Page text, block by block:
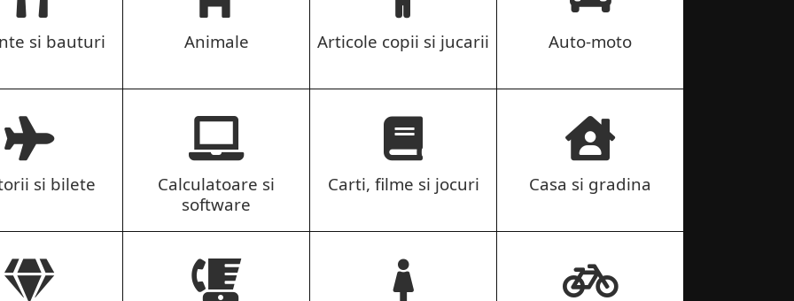
si bauturi Animale Articole copii si jucarii Auto-moto
si bilete
Calculatoare si
software
Carti, filme si jocuri Casa si gradina